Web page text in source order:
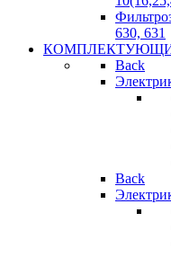
630, 631
Back
Back